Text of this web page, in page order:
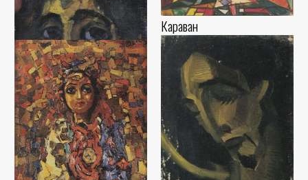
Александр Волков
Бумага, карандаш (15x22) - 1920
год
Караван
Александр Волков
Бумага, акварель (16x38) - 1920
Лик демона
Александр Волков
Холст, масло (31x27) - 1914 год